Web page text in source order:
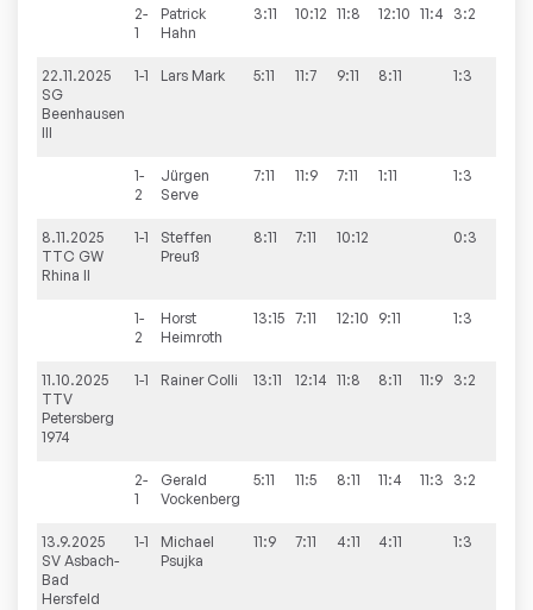
2-
1
Patrick
Hahn
3:11 10:12 11:8 12:10 11:4 3:2
22.11.2025
SG
Beenhausen
III
1-1 Lars Mark 5:11 11:7 9:11 8:11 1:3
1-
2
Jürgen
Serve
7:11 11:9 7:11 1:11 1:3
8.11.2025
TTC GW
Rhina II
1-1
Steffen
Preuß
8:11 7:11 10:12 0:3
1-
2
Horst
Heimroth
13:15 7:11 12:10 9:11 1:3
11.10.2025
TTV
Petersberg
1974
1-1 Rainer Colli 13:11 12:14 11:8 8:11 11:9 3:2
2-
1
Gerald
Vockenberg
5:11 11:5 8:11 11:4 11:3 3:2
13.9.2025
SV Asbach-
Bad
Hersfeld
1-1
Michael
Psujka
11:9 7:11 4:11 4:11 1:3